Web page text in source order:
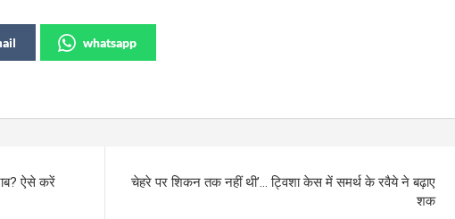
whatsapp
ऐसे करें
चेहरे पर शिकन तक नहीं थी’… ट्विशा केस में समर्थ के रवैये ने बढ़ाए
शक